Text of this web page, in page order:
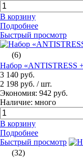
В корзину
Подробнее
Быстрый просмотр
(6)
Набор «ANTISTRESS
3 140 руб.
2 198 руб. / шт.
Экономия: 942 руб.
Наличие: много
В корзину
Подробнее
Быстрый просмотр
(32)